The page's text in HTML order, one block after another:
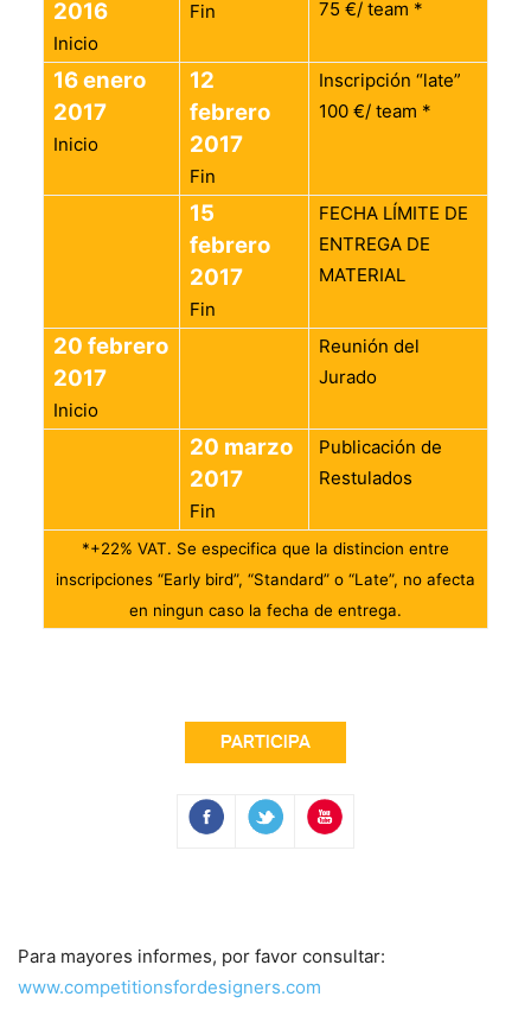
2016
Inicio
Fin
75 €/ team *
16 enero
2017
Inicio
12
febrero
2017
Fin
Inscripción “late”
100 €/ team *
15
febrero
2017
Fin
FECHA LÍMITE DE
ENTREGA DE
MATERIAL
20 febrero
2017
Inicio
Reunión del
Jurado
20 marzo
2017
Fin
Publicación de
Restulados
*+22% VAT. Se especifica que la distincion entre
inscripciones “Early bird”, “Standard” o “Late”, no afecta
en ningun caso la fecha de entrega.
Para mayores informes, por favor consultar:
www.competitionsfordesigners.com